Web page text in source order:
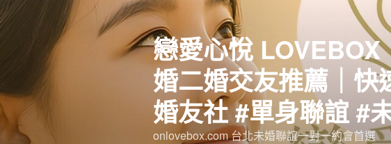
跳
至
容
戀愛心悅
婚二婚交友推薦｜
婚友社 #單身聯誼 #
onlovebox.com 台北未婚聯誼一對一約會首選